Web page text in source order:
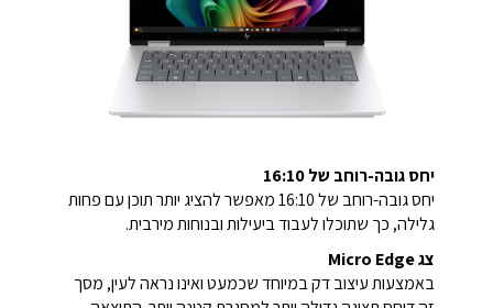
יחס גובה-רוחב של 16:10
יחס גובה-רוחב של 16:10 מאפשר להציג יותר תוכן עם פחות
גלילה, כך שתוכלו לעבוד ביעילות ובנוחות מירבית.
צג Micro Edge
באמצעות עיצוב דק במיוחד שכמעט ואינו נראה לעין, מסך